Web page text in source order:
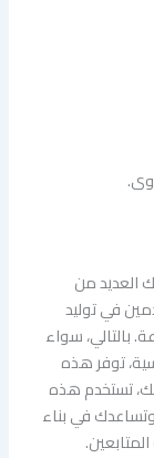
العديد من
في توليد
بالتالي، سواء
توفر هذه
تستخدم هذه
في بناء